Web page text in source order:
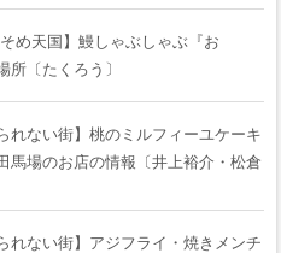
め天国】鰻しゃぶしゃぶ『おゝ
所〔たくろう〕
れない街】桃のミルフィーユケーキ
馬場のお店の情報〔井上裕介・松倉
れない街】アジフライ・焼きメンチ